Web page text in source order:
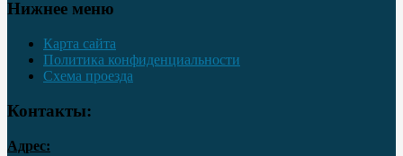
Нижнее меню
Карта сайта
Политика конфиденциальности
Схема проезда
Контакты:
Адрес: